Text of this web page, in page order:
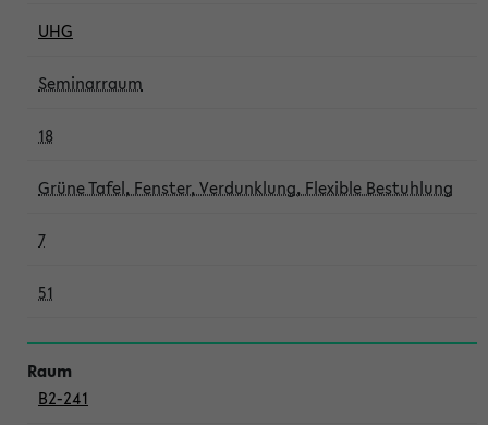
UHG
Seminarraum
18
Grüne Tafel, Fenster, Verdunklung, Flexible Bestuhlung
7
51
B2-241